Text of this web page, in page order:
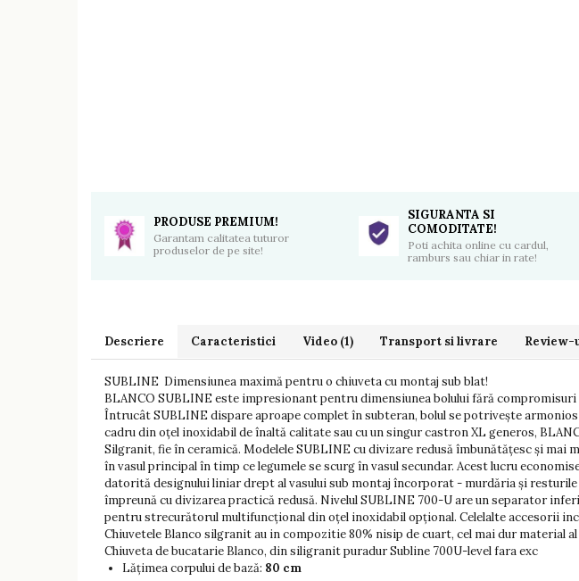
PRODUSE PREMIUM!
Garantam calitatea tuturor
produselor de pe site!
SIGURANTA SI
COMODITATE!
Poti achita online cu cardul,
ramburs sau chiar in rate!
Descriere Caracteristici Video (1) Transport si livrare Review-
SUBLINE Dimensiunea maximă pentru o chiuveta cu montaj sub blat!
BLANCO SUBLINE este impresionant pentru dimensiunea bolului fără
Întrucât SUBLINE dispare aproape complet în subteran, bolul se potrivește
cadru din oțel inoxidabil de înaltă calitate sau cu un singur castron XL generos,
Silgranit, fie în ceramică. Modelele SUBLINE cu divizare redusă îmbunătățesc și
în vasul principal în timp ce legumele se scurg în vasul secundar. Acest lucru
datorită designului liniar drept al vasului sub montaj încorporat - murdăria și resturile
împreună cu divizarea practică redusă. Nivelul SUBLINE 700-U are un separator
pentru strecurătorul multifuncțional din oțel inoxidabil opțional. Celelalte accesorii
Chiuvetele Blanco silgranit au in compozitie 80% nisip de cuart, cel mai dur material
Chiuveta de bucatarie Blanco, din siligranit puradur Subline 700U-level fara exc
Lățimea corpului de bază: 80 cm